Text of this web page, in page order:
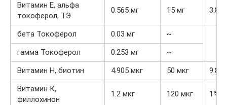
Витамин Е, альфа
токоферол, ТЭ
0.565 мг 15 мг 3.8%
бета Токоферол 0.03 мг
~
гамма Токоферол
0.253 мг
~
Витамин Н, биотин
4.905 мкг 50 мкг
9.8%
Витамин К,
филлохинон
1.2 мкг 120 мкг 1%